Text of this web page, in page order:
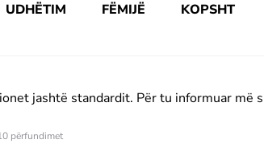
UDHËTIM
FËMIJË KOPSHT
jashtë standardit. Për tu informuar më
përfundimetRenditur